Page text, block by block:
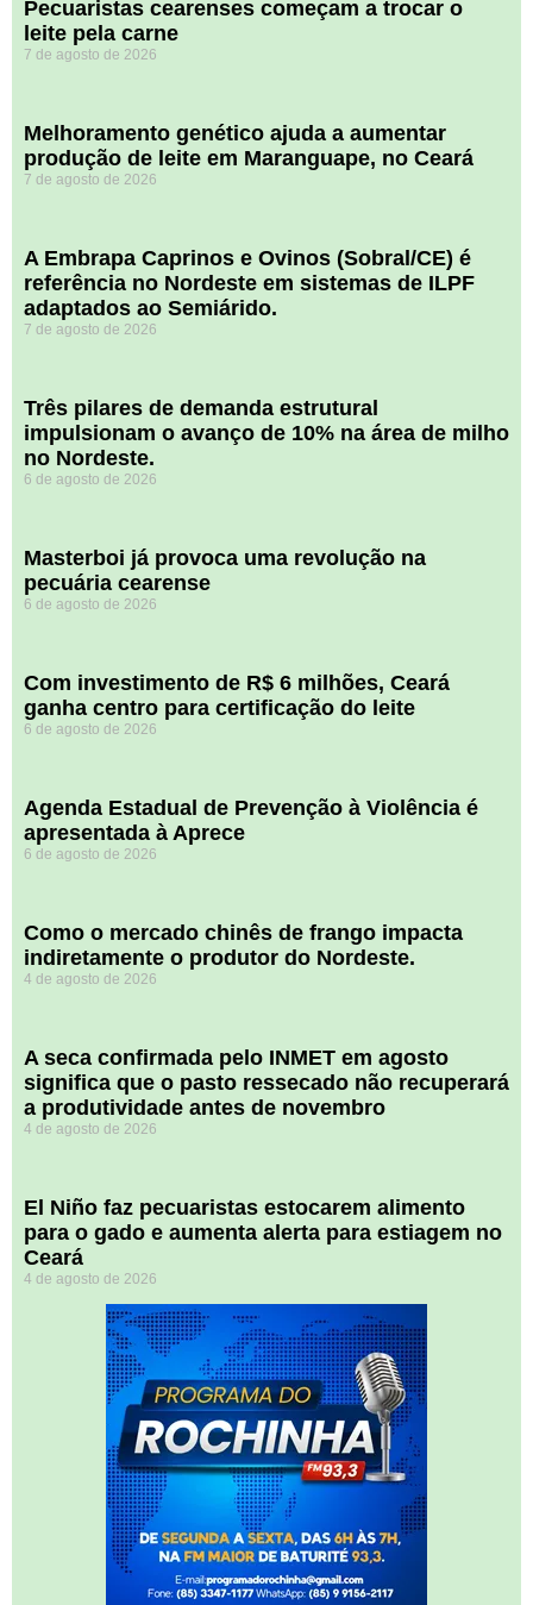
Pecuaristas cearenses começam a trocar o
leite pela carne
7 de agosto de 2026
Melhoramento genético ajuda a aumentar
produção de leite em Maranguape, no Ceará
7 de agosto de 2026
A Embrapa Caprinos e Ovinos (Sobral/CE) é
referência no Nordeste em sistemas de ILPF
adaptados ao Semiárido.
7 de agosto de 2026
​Três pilares de demanda estrutural
impulsionam o avanço de 10% na área de milho
no Nordeste.
6 de agosto de 2026
Masterboi já provoca uma revolução na
pecuária cearense
6 de agosto de 2026
Com investimento de R$ 6 milhões, Ceará
ganha centro para certificação do leite
6 de agosto de 2026
Agenda Estadual de Prevenção à Violência é
apresentada à Aprece
6 de agosto de 2026
​Como o mercado chinês de frango impacta
indiretamente o produtor do Nordeste.
4 de agosto de 2026
A seca confirmada pelo INMET em agosto
significa que o pasto ressecado não recuperará
a produtividade antes de novembro
4 de agosto de 2026
El Niño faz pecuaristas estocarem alimento
para o gado e aumenta alerta para estiagem no
Ceará
4 de agosto de 2026